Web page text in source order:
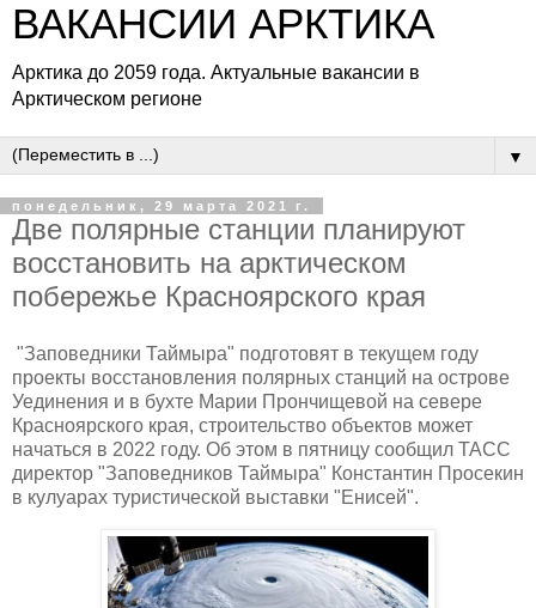
ВАКАНСИИ АРКТИКА
Арктика до 2059 года. Актуальные вакансии в
Арктическом регионе
▼
понедельник, 29 марта 2021 г.
Две полярные станции планируют
восстановить на арктическом
побережье Красноярского края
"Заповедники Таймыра" подготовят в текущем году
проекты восстановления полярных станций на острове
Уединения и в бухте Марии Прончищевой на севере
Красноярского края, строительство объектов может
начаться в 2022 году. Об этом в пятницу сообщил ТАСС
директор "Заповедников Таймыра" Константин Просекин
в кулуарах туристической выставки "Енисей".